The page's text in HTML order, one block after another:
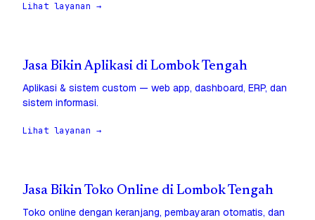
Lihat layanan →
Jasa Bikin Aplikasi di Lombok Tengah
Aplikasi & sistem custom — web app, dashboard, ERP, dan
sistem informasi.
Lihat layanan →
Jasa Bikin Toko Online di Lombok Tengah
Toko online dengan keranjang, pembayaran otomatis, dan